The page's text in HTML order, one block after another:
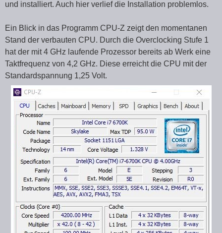
und installiert. Auch hier verlief die Installation problemlos.
Ein Blick in das Programm CPU-Z zeigt den momentanen
Stand der verbauten CPU. Durch die Overclocking Stufe 1
hat der mit 4 GHz laufende Prozessor bereits ab Werk eine
Taktfrequenz von 4,2 GHz. Diese erreicht die CPU mit der
Standardspannung 1,25 Volt.